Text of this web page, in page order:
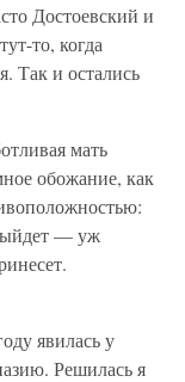
Достоевский и
то, когда
Так и остались
мать
обожание, как
— уж
явилась у
Решилась я